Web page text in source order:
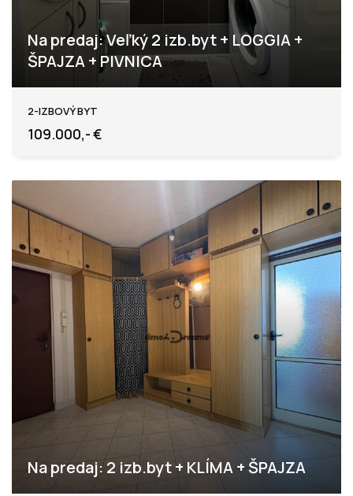
Na predaj: Veľký 2 izb.byt + LOGGIA +
ŠPAJZA + PIVNICA
2-IZBOVÝ BYT
109.000,- €
Na predaj: 2 izb.byt + KLÍMA + ŠPAJZA